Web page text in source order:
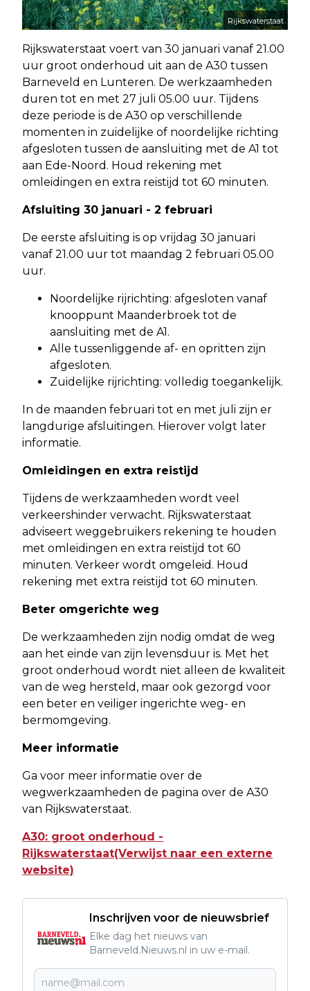
Rijkswaterstaat
Rijkswaterstaat voert van 30 januari vanaf 21.00
uur groot onderhoud uit aan de A30 tussen
Barneveld en Lunteren. De werkzaamheden
duren tot en met 27 juli 05.00 uur. Tijdens
deze periode is de A30 op verschillende
momenten in zuidelijke of noordelijke richting
afgesloten tussen de aansluiting met de A1 tot
aan Ede-Noord. Houd rekening met
omleidingen en extra reistijd tot 60 minuten.
Afsluiting 30 januari - 2 februari
De eerste afsluiting is op vrijdag 30 januari
vanaf 21.00 uur tot maandag 2 februari 05.00
uur.
Noordelijke rijrichting: afgesloten vanaf
knooppunt Maanderbroek tot de
aansluiting met de A1.
Alle tussenliggende af- en opritten zijn
afgesloten.
Zuidelijke rijrichting: volledig toegankelijk.
In de maanden februari tot en met juli zijn er
langdurige afsluitingen. Hierover volgt later
informatie.
Omleidingen en extra reistijd
Tijdens de werkzaamheden wordt veel
verkeershinder verwacht. Rijkswaterstaat
adviseert weggebruikers rekening te houden
met omleidingen en extra reistijd tot 60
minuten. Verkeer wordt omgeleid. Houd
rekening met extra reistijd tot 60 minuten.
Beter omgerichte weg
De werkzaamheden zijn nodig omdat de weg
aan het einde van zijn levensduur is. Met het
groot onderhoud wordt niet alleen de kwaliteit
van de weg hersteld, maar ook gezorgd voor
een beter en veiliger ingerichte weg- en
bermomgeving.
Meer informatie
Ga voor meer informatie over de
wegwerkzaamheden de pagina over de A30
van Rijkswaterstaat.
A30: groot onderhoud -
Rijkswaterstaat(Verwijst naar een externe
website)
Inschrijven voor de nieuwsbrief
Elke dag het nieuws van
Barneveld.Nieuws.nl in uw e-mail.